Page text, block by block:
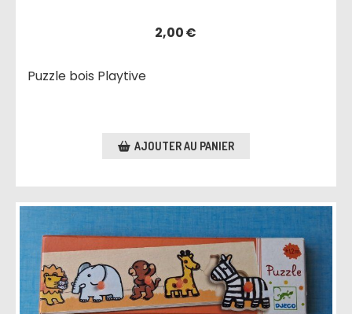
2,00€
Puzzle bois Playtive
AJOUTER AU PANIER